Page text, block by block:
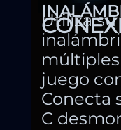
Utiliza
juego
Conecta
C